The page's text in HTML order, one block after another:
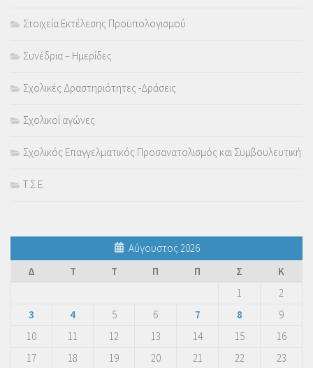
Στοιχεία Εκτέλεσης Προϋπολογισμού
Συνέδρια – Ημερίδες
Σχολικές Δραστηριότητες -Δράσεις
Σχολικοί αγώνες
Σχολικός Επαγγελματικός Προσανατολισμός και Συμβουλευτική
Τ.Σ.Ε.
Αύγουστος 2026
Δ
Τ Τ Π Π Σ
Κ
1
2
3
4 5 6 7 8
9
10
11 12 13 14 15
16
17
18 19 20 21 22 23